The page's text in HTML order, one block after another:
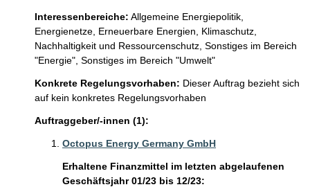
Interessenbereiche: Allgemeine Energiepolitik,
Energienetze, Erneuerbare Energien, Klimaschutz,
Nachhaltigkeit und Ressourcenschutz, Sonstiges im Bereich
"Energie", Sonstiges im Bereich "Umwelt"
Konkrete Regelungsvorhaben: Dieser Auftrag bezieht sich
auf kein konkretes Regelungsvorhaben
Auftraggeber/-innen (1):
Octopus Energy Germany GmbH
Erhaltene Finanzmittel im letzten abgelaufenen
Geschäftsjahr 01/23 bis 12/23: